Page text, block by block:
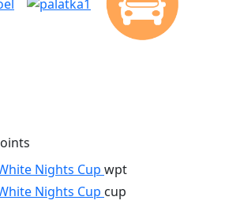
Nights Cup wpt
Nights Cup cup